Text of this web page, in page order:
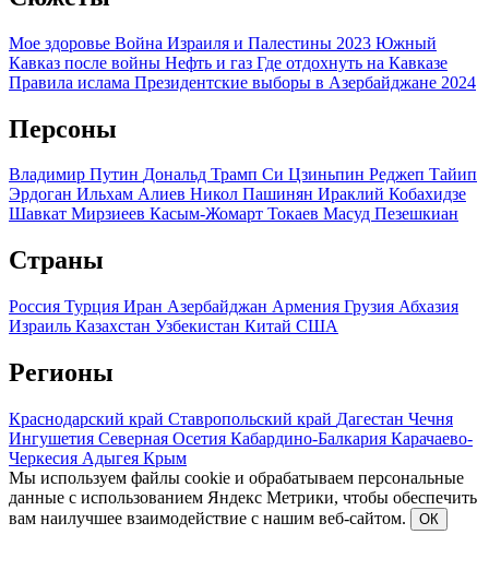
Мое здоровье Война Израиля и Палестины 2023 Южный
Кавказ после войны Нефть и газ Где отдохнуть на Кавказе
Правила ислама Президентские выборы в Азербайджане 2024
Персоны
Владимир Путин Дональд Трамп Си Цзиньпин Реджеп Тайип
Эрдоган Ильхам Алиев Никол Пашинян Ираклий Кобахидзе
Шавкат Мирзиеев Касым-Жомарт Токаев Масуд Пезешкиан
Страны
Россия Турция Иран Азербайджан Армения Грузия Абхазия
Израиль Казахстан Узбекистан Китай США
Регионы
Краснодарский край Ставропольский край Дагестан Чечня
Ингушетия Северная Осетия Кабардино-Балкария Карачаево-
Черкесия Адыгея Крым
Мы используем файлы cookie и обрабатываем персональные
данные с использованием Яндекс Метрики, чтобы обеспечить
вам наилучшее взаимодействие с нашим веб-сайтом.
ОК